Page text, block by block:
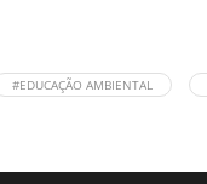
#EDUCAÇÃO AMBIENTAL